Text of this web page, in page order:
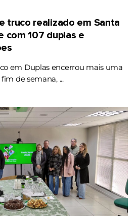
truco realizado em Santa
com 107 duplas e
em Duplas encerrou mais uma
de semana, ...